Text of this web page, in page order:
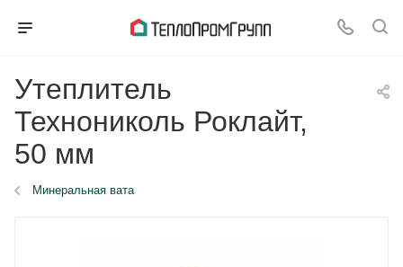
Утеплитель
Технониколь Роклайт,
50 мм
Минеральная вата